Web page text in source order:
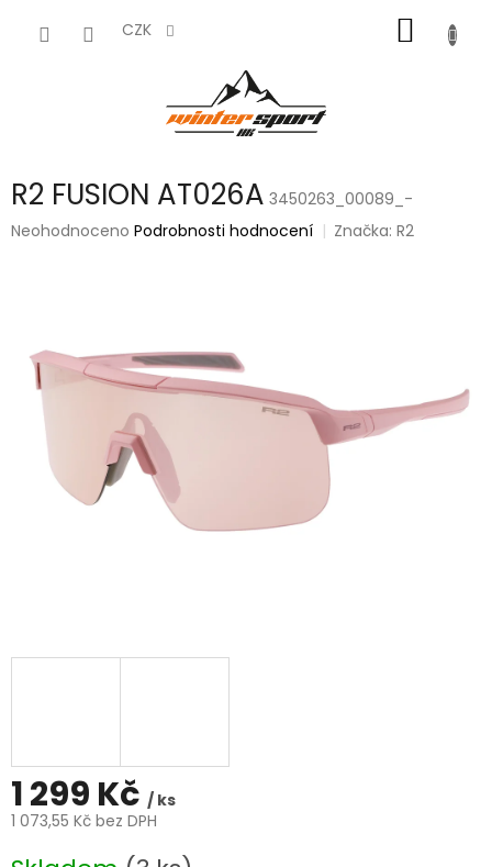
CZK
KOŠÍK
R2 FUSION AT026A 3450263_00089_-
Průměrné
hvězdiček.
Neohodnoceno Podrobnosti hodnocení Značka:R2
1 299 Kč / ks
1 073,55 Kč bez DPH